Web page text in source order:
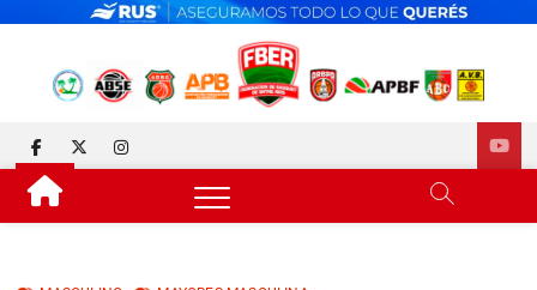
FEDERACIÓN DE BÁSQUET
DE ENTRE RÍOS
facebook
twitterinstagram